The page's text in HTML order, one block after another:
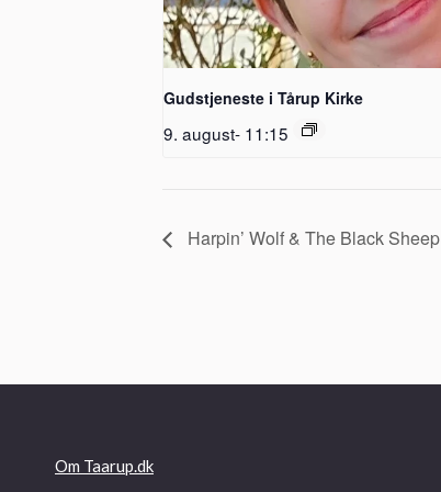
Gudstjeneste i Tårup Kirke
9. august- 11:15
Harpin’ Wolf & The Black Sheep
Om Taarup.dk